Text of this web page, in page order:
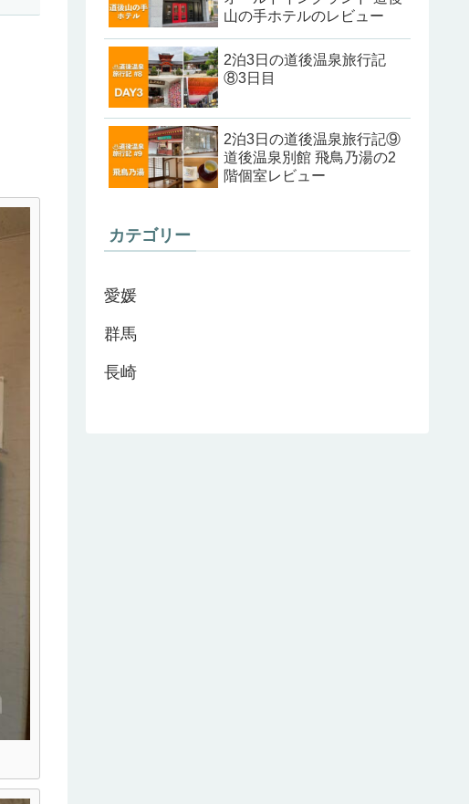
山の手ホテルのレビュー
2泊3日の道後温泉旅行記
⑧3日目
2泊3日の道後温泉旅行記⑨
道後温泉別館 飛鳥乃湯の2
階個室レビュー
カテゴリー
愛媛
群馬
長崎